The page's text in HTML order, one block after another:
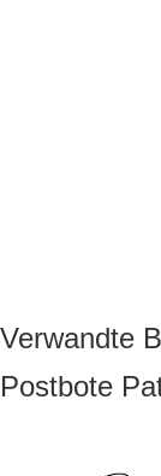
Verwandte
Postbote